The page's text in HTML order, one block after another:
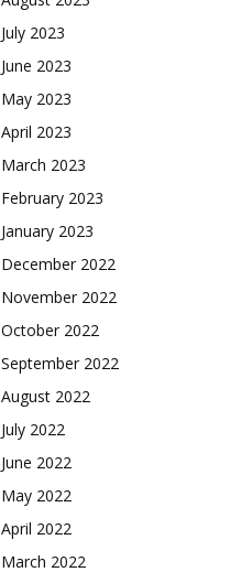
July 2023
June 2023
May 2023
April 2023
March 2023
February 2023
January 2023
December 2022
November 2022
October 2022
September 2022
August 2022
July 2022
June 2022
May 2022
April 2022
March 2022